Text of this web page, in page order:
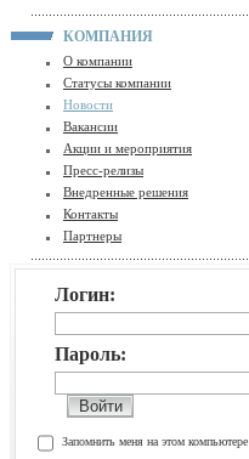
КОМПАНИЯ
О компании
Статусы компании
Новости
Вакансии
Акции и мероприятия
Пресс-релизы
Внедренные решения
Контакты
Партнеры
Логин:
Пароль:
Запомнить меня на этом компьютере